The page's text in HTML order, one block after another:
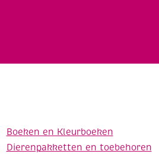
Boeken en Kleurboeken
Dierenpakketten en toebehoren